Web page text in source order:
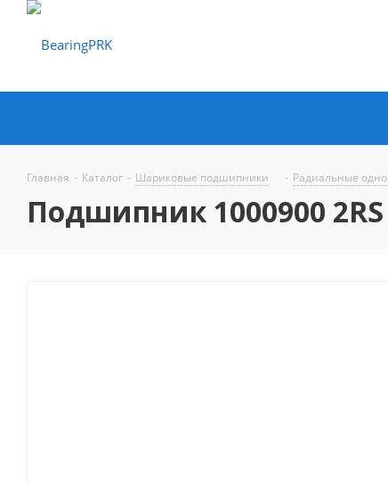
Главная - Каталог - Шариковые подшипники - Радиальные
Подшипник 1000900 2RS